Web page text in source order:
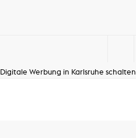
Digitale Werbung in Karlsruhe schalten